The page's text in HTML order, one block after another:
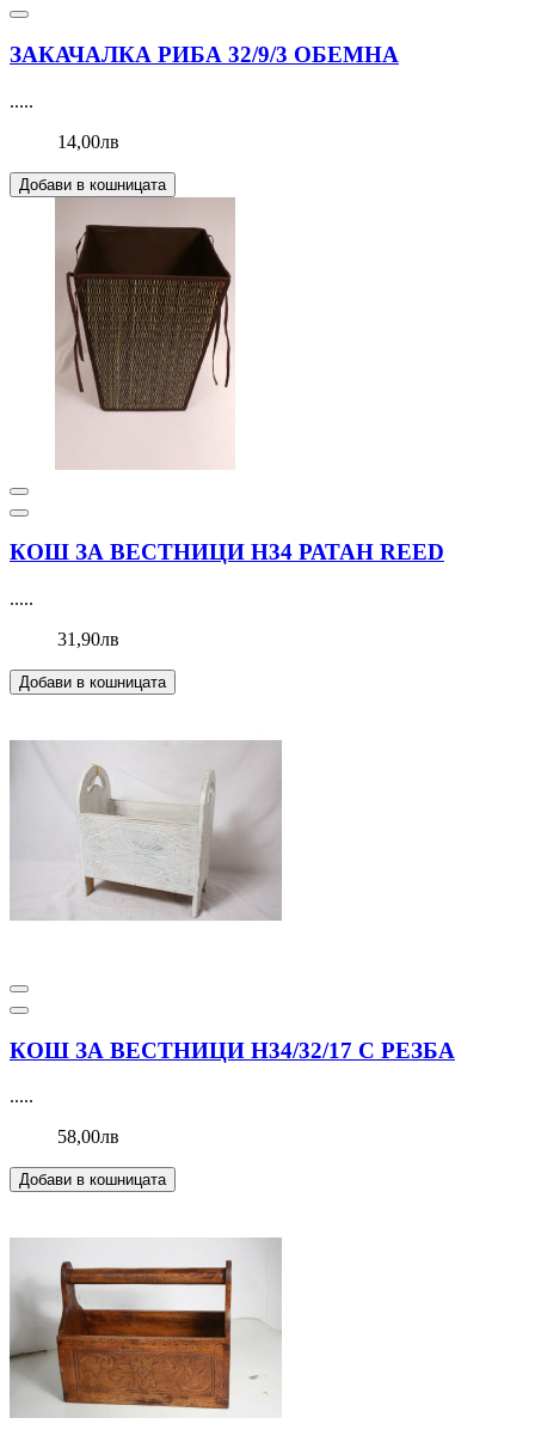
ЗАКАЧАЛКА РИБА 32/9/3 ОБЕМНА
.....
14,00лв
Добави в кошницата
КОШ ЗА ВЕСТНИЦИ Н34 РАТАН REED
.....
31,90лв
Добави в кошницата
КОШ ЗА ВЕСТНИЦИ Н34/32/17 С РЕЗБА
.....
58,00лв
Добави в кошницата